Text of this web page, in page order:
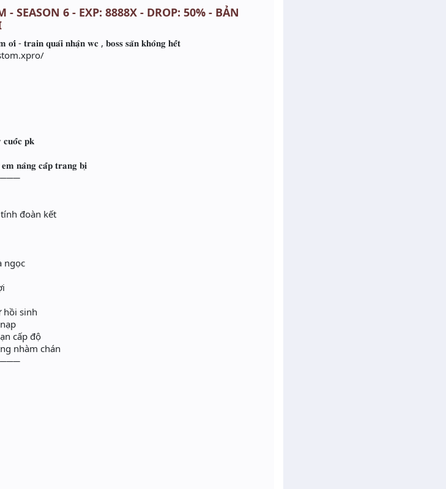
- SEASON 6 - EXP: 8888X - DROP: 50% - BẢN
𝐭𝐫𝐚𝐢𝐧 𝐪𝐮𝐚́𝐢 𝐧𝐡𝐚̣̂𝐧 𝐰𝐜 , 𝐛𝐨𝐬𝐬 𝐬𝐚̆𝐧 𝐤𝐡𝐨̂𝐧𝐠 𝐡𝐞̂́𝐭
𝐜𝐮𝐨̂́𝐜 𝐩𝐤
𝐧𝐚̂𝐧𝐠 𝐜𝐚̂́𝐩 𝐭𝐫𝐚𝐧𝐠 𝐛𝐢̣
đoàn kết
ngọc
hồi sinh
cấp độ
nhàm chán